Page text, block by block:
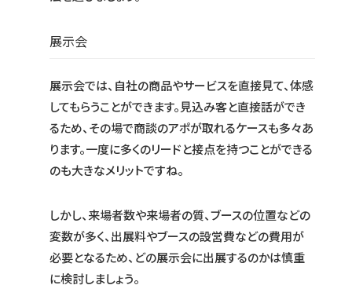
展示会
展示会では、自社の商品やサービスを直接見て、体感
してもらうことができます。見込み客と直接話ができ
るため、その場で商談のアポが取れるケースも多々あ
ります。一度に多くのリードと接点を持つことができる
のも大きなメリットですね。
しかし、来場者数や来場者の質、ブースの位置などの
変数が多く、出展料やブースの設営費などの費用が
必要となるため、どの展示会に出展するのかは慎重
に検討しましょう。